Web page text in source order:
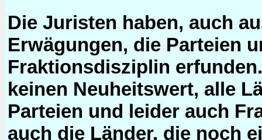
Die Juristen haben, auch
Erwägungen, die Parteien
Fraktionsdisziplin
keinen Neuheitswert, alle
Parteien und leider auch
auch die Länder, die noch